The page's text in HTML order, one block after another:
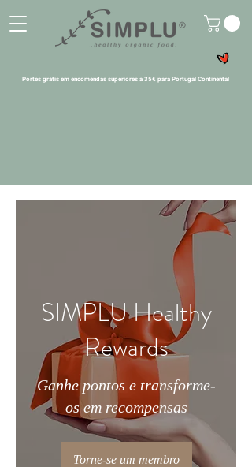
Portes grátis em encomendas superiores a 35€ para Portugal Continental
SIMPLU Healthy
Rewards
Ganhe pontos e transforme-
os em recompensas
Torne-se um membro